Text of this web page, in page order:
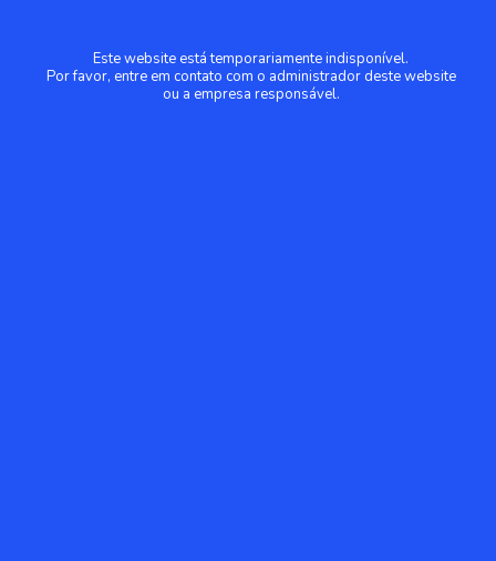
Este website está temporariamente indisponível.
Por favor, entre em contato com o administrador deste website
ou a empresa responsável.